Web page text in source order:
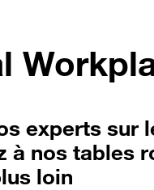
experts sur
à nos tables
loin